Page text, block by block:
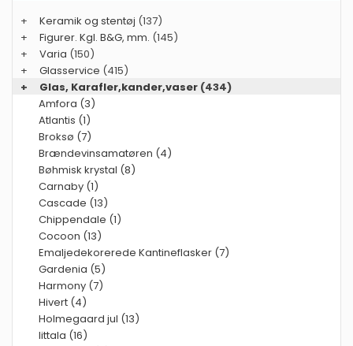
+ Keramik og stentøj (137)
+
Figurer. Kgl. B&G, mm. (145)
+
Varia (150)
+
Glasservice (415)
+
Glas, Karafler,kander,vaser (434)
Amfora (3)
Atlantis (1)
Broksø (7)
Brændevinsamatøren (4)
Bøhmisk krystal (8)
Carnaby (1)
Cascade (13)
Chippendale (1)
Cocoon (13)
Emaljedekorerede Kantineflasker (7)
Gardenia (5)
Harmony (7)
Hivert (4)
Holmegaard jul (13)
Iittala (16)